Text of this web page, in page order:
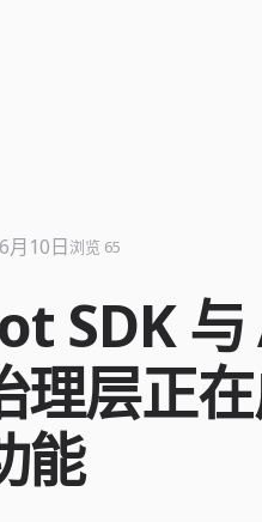
SDK
理层正
能
月10日浏览 65